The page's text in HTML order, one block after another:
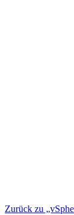
Zurück zu